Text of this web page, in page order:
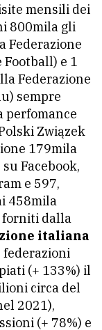
mensili dei
800mila gli
Federazione
Football) e 1
Federazione
sempre
perfomance
Związek
179mila
Facebook,
e 597,
458mila
forniti dalla
italiana
federazioni
(+ 133%) il
circa del
2021),
(+ 78%) e